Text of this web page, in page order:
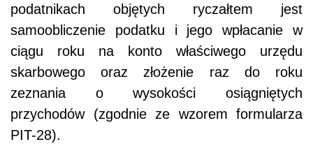
podatnikach objętych ryczałtem jest
samoobliczenie podatku i jego wpłacanie w
ciągu roku na konto właściwego urzędu
skarbowego oraz złożenie raz do roku
zeznania o wysokości osiągniętych
przychodów (zgodnie ze wzorem formularza
PIT-28).